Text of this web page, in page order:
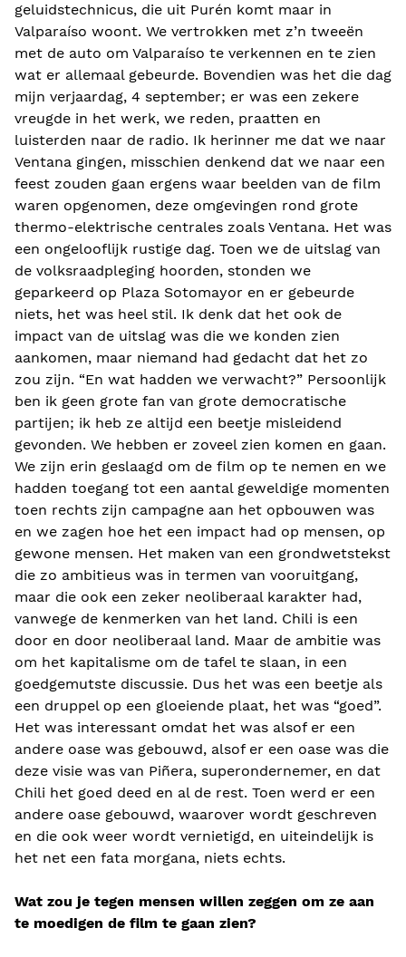
geluidstechnicus, die uit Purén komt maar in
Valparaíso woont. We vertrokken met z’n tweeën
met de auto om Valparaíso te verkennen en te zien
wat er allemaal gebeurde. Bovendien was het die dag
mijn verjaardag, 4 september; er was een zekere
vreugde in het werk, we reden, praatten en
luisterden naar de radio. Ik herinner me dat we naar
Ventana gingen, misschien denkend dat we naar een
feest zouden gaan ergens waar beelden van de film
waren opgenomen, deze omgevingen rond grote
thermo-elektrische centrales zoals Ventana. Het was
een ongelooflijk rustige dag. Toen we de uitslag van
de volksraadpleging hoorden, stonden we
geparkeerd op Plaza Sotomayor en er gebeurde
niets, het was heel stil. Ik denk dat het ook de
impact van de uitslag was die we konden zien
aankomen, maar niemand had gedacht dat het zo
zou zijn. “En wat hadden we verwacht?” Persoonlijk
ben ik geen grote fan van grote democratische
partijen; ik heb ze altijd een beetje misleidend
gevonden. We hebben er zoveel zien komen en gaan.
We zijn erin geslaagd om de film op te nemen en we
hadden toegang tot een aantal geweldige momenten
toen rechts zijn campagne aan het opbouwen was
en we zagen hoe het een impact had op mensen, op
gewone mensen. Het maken van een grondwetstekst
die zo ambitieus was in termen van vooruitgang,
maar die ook een zeker neoliberaal karakter had,
vanwege de kenmerken van het land. Chili is een
door en door neoliberaal land. Maar de ambitie was
om het kapitalisme om de tafel te slaan, in een
goedgemutste discussie. Dus het was een beetje als
een druppel op een gloeiende plaat, het was “goed”.
Het was interessant omdat het was alsof er een
andere oase was gebouwd, alsof er een oase was die
deze visie was van Piñera, superondernemer, en dat
Chili het goed deed en al de rest. Toen werd er een
andere oase gebouwd, waarover wordt geschreven
en die ook weer wordt vernietigd, en uiteindelijk is
het net een fata morgana, niets echts.
Wat zou je tegen mensen willen zeggen om ze aan
te moedigen de film te gaan zien?